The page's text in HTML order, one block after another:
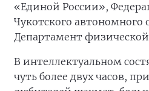
«Единой России»,
Чукотского автономного
Департамент
В интеллектуальном
чуть более двух часов,